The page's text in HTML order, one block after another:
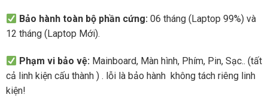
Bảo hành toàn bộ phần cứng: 06 tháng (Laptop 99%) và
12 tháng (Laptop Mới).
Phạm vi bảo vệ: Mainboard, Màn hình, Phím, Pin, Sạc.. (tất
cả linh kiện cấu thành ) . lỗi là bảo hành không tách riêng linh
kiện!